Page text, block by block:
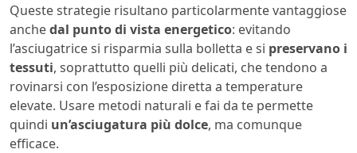
Queste strategie risultano particolarmente vantaggiose
anchedal punto di vista energetico: evitando
l’asciugatrice si risparmia sulla bolletta e si preservano i
tessuti, soprattutto quelli più delicati, che tendono a
rovinarsi con l’esposizione diretta a temperature
elevate. Usare metodi naturali e fai da te permette
quindi un’asciugatura più dolce, ma comunque
efficace.